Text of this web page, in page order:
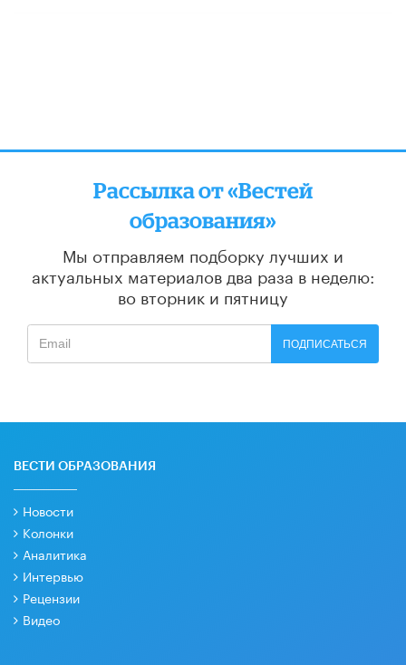
Рассылка от «Вестей
образования»
Мы отправляем подборку лучших и
актуальных материалов два раза в неделю:
во вторник и пятницу
ПОДПИСАТЬСЯ
ВЕСТИ ОБРАЗОВАНИЯ
Новости
Колонки
Аналитика
Интервью
Рецензии
Видео